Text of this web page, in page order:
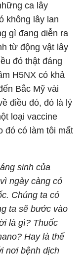
ca lây
không lây lan
gì đang diễn ra
từ động vật lây
đó thật đáng
H5NX có khả
Bắc Mỹ vài
điều đó, đó là lý
loại vaccine
đó có làm tôi mất
sinh của
ngày càng có
Chúng ta có
ta sẽ bước vào
là gì? Thuốc
Hay là thế
nơi bệnh dịch